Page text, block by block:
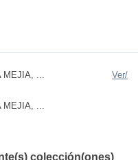
MEJIA, ...
MEJIA, ...
Ver/
colección(ones)